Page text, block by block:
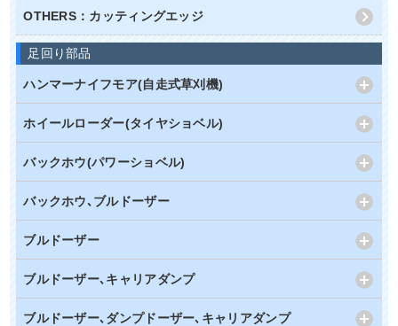
OTHERS：カッティングエッジ
足回り部品
ハンマーナイフモア(自走式草刈機)
ホイールローダー(タイヤショベル)
バックホウ(パワーショベル)
バックホウ､ブルドーザー
ブルドーザー
ブルドーザー､キャリアダンプ
ブルドーザー､ダンプドーザー､キャリアダンプ